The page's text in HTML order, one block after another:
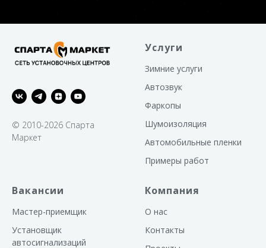
© 2010-2026 Спарта
Маркет
Услуги
Зимние услуги
Автозвук
Фаркопы
Шумоизоляция
Автомобильные пленки
Примеры работ
Вакансии
Мастер-приемщик
Установщик
автосигнализаций
Компания
О нас
Контакты